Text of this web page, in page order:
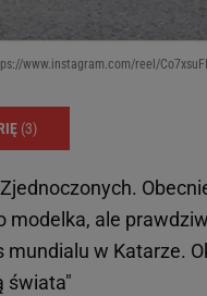
www.instagram.com/reel/
(3)
ale
w Katarze.
świata"